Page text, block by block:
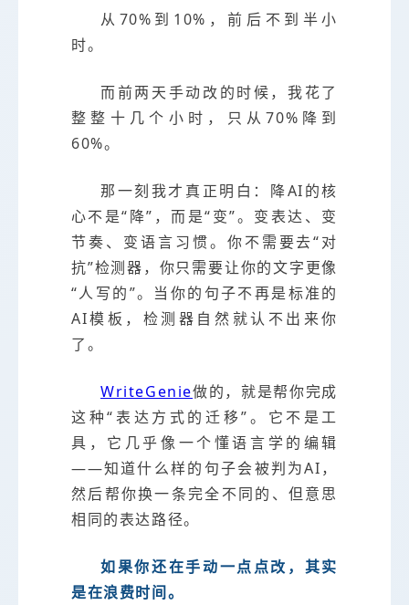
从70%到10%，前后不到半小
时。
而前两天手动改的时候，我花了
整整十几个小时，只从70%降到
60%。
那一刻我才真正明白：降AI的核
心不是“降”，而是“变”。变表达、变
节奏、变语言习惯。你不需要去“对
抗”检测器，你只需要让你的文字更像
“人写的”。当你的句子不再是标准的
AI模板，检测器自然就认不出来你
了。
WriteGenie做的，就是帮你完成
这种“表达方式的迁移”。它不是工
具，它几乎像一个懂语言学的编辑
——知道什么样的句子会被判为AI，
然后帮你换一条完全不同的、但意思
相同的表达路径。
如果你还在手动一点点改，其实
是在浪费时间。